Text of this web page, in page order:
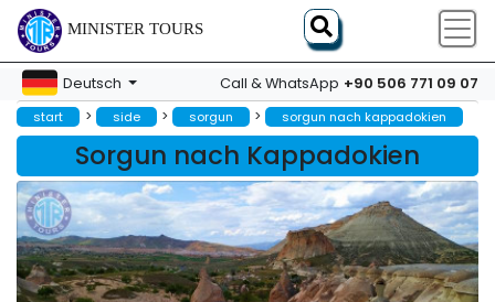
MINISTER TOURS
Deutsch Call & WhatsApp +90 506 771 09 07
start > side > sorgun > sorgun nach kappadokien
Sorgun nach Kappadokien